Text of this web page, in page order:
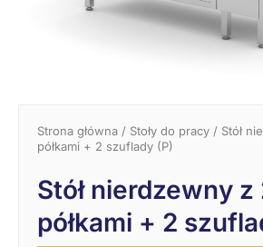
Strona główna / Stoły do pracy / Stół
półkami + 2 szuflady (P)
Stół nierdzewny z
półkami + 2